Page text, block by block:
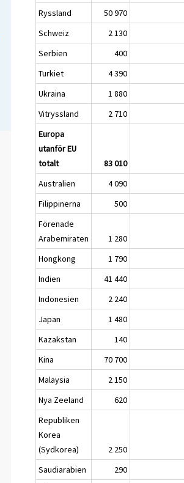
Ryssland
50 970
Schweiz
2 130
Serbien
400
Turkiet
4 390
Ukraina
1 880
Vitryssland
2 710
Europa
utanför EU
totalt
83 010
Australien
4 090
Filippinerna
500
Förenade
Arabemiraten
1 280
Hongkong
1 790
Indien
41 440
Indonesien
2 240
Japan
1 480
Kazakstan
140
Kina
70 700
Malaysia
2 150
Nya Zeeland
620
Republiken
Korea
(Sydkorea)
2 250
Saudiarabien
290